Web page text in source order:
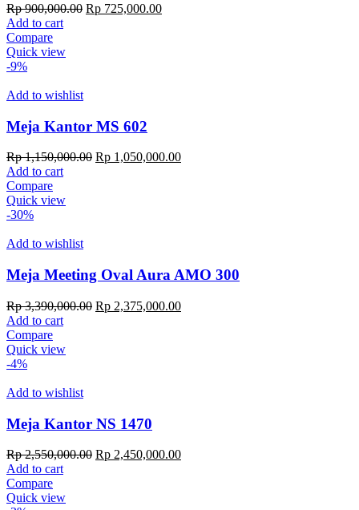
Rp900,000.00 Original
Rp 725,000.00Current
Add to cart
Compare
Quick view
-9%
Add to wishlist
Meja Kantor MS 602
Rp1,150,000.00 Original
Rp 1,050,000.00Current
Add to cart
Compare
Quick view
-30%
Add to wishlist
Meja Meeting Oval Aura AMO 300
Rp3,390,000.00 Original
Rp 2,375,000.00Current
Add to cart
Compare
Quick view
-4%
Add to wishlist
Meja Kantor NS 1470
Rp2,550,000.00 Original
Rp 2,450,000.00Current
Add to cart
Compare
Quick view